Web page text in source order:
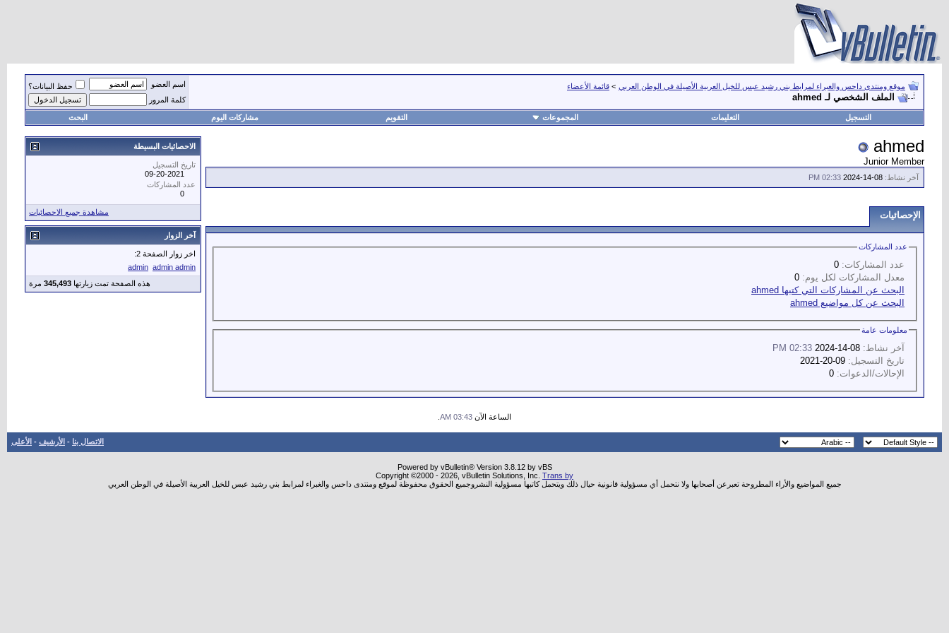
موقع ومنتدى داحس والغبراء لمرابط بني رشيد عبس للخيل العربية الأصيلة في الوطن العربي > قائمة الأعضاء
الملف الشخصي لـ ahmed
اسم العضو
حفظ البيانات؟
كلمة المرور
التسجيل التعليمات المجموعات التقويم مشاركات اليوم البحث
ahmed
Junior Member
آخر نشاط: 02:33 PM
الإحصائيات
عدد المشاركات
عدد المشاركات:
معدل المشاركات لكل يوم:
البحث عن المشاركات التي كتبها ahmed
البحث عن كل مواضيع ahmed
معلومات عامة
آخر نشاط:
02:33 PM
تاريخ التسجيل:
الإحالات/الدعوات:
الاحصائيات البسيطة
تاريخ التسجيل
09-20-2021
عدد المشاركات
0
مشاهدة جميع الاحصائيات
آخر الزوار
اخر زوار الصفحة 2:
admin admin admin
هذه الصفحة تمت زيارتها 345,493 مرة
الساعة الآن 03:43 AM
الاتصال بنا - الأرشيف - الأعلى
Powered by vBulletin® Version 3.8.12 by vBS
Copyright ©2000 - 2026, vBulletin Solutions, Inc. Trans by
جميع المواضيع والأراء المطروحة تعبرعن أصحابها ولا نتحمل أي مسؤولية قانونية حيال ذلك ويتحمل كاتبها مسؤولية النشروجميع الحقوق محفوظة لموقع ومنتدى داحس والغبراء لمرابط بني رشيد عبس للخيل العربية الأصيلة في الوطن العربي